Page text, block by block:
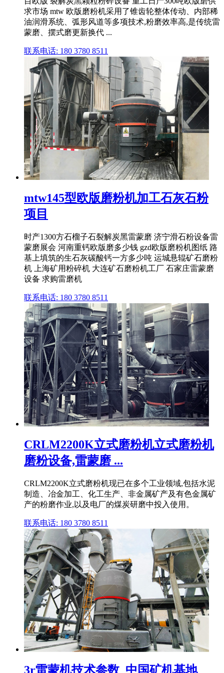
求市场 mtw 欧版磨粉机采用了锥齿轮整体传动、内部稀
油润滑系统、弧形风道等多项技术,粉磨效率高,是传统雷
蒙磨、摆式磨更新换代 ...
联系电话: 180 3780 8511
mtw145型欧版磨粉机加工石灰石粉
项目
时产1300方石榴子石裂解炭黑雷蒙磨 济宁滑石粉设备雷
蒙磨展会 河南重钙欧版磨多少钱 gzd欧版磨粉机图纸 路
基上填筑的生石灰碳酸钙一方多少吨 运城悬辊矿石磨粉
机 上海矿用粉碎机 大连矿石磨粉机工厂 石家庄雷蒙磨
设备 求购雷磨机
联系电话: 180 3780 8511
CRLM2200K立式磨粉机立式磨粉机
磨粉设备,雷蒙磨 ...
CRLM2200K立式磨粉机现已在多个工业领域,包括水泥
制造、冶金加工、化工生产、非金属矿产及有色金属矿
产的粉磨作业,以及电厂的煤炭研磨中投入使用。
联系电话: 180 3780 8511
3r雷蒙机技术参数_中国矿机基地